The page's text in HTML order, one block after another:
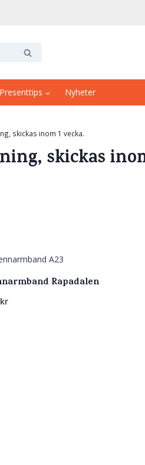
Sök
Presenttips Nyheter
skickas inom 1 vecka.
skickas
Rapadalen
kr